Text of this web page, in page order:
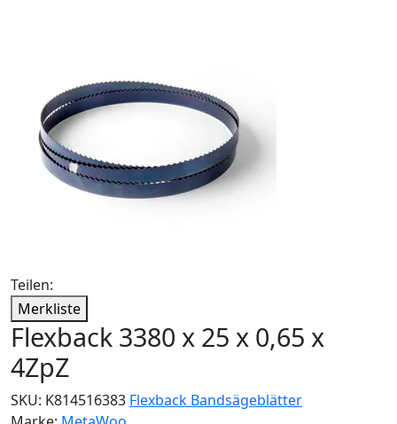
Teilen:
Merkliste
Flexback 3380 x 25 x 0,65 x
4ZpZ
SKU: K814516383 Flexback Bandsägeblätter